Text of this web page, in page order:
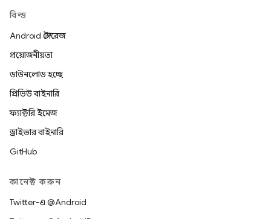
বিল্ড
Android স্টোরেজ
প্রয়োজনীয়তা
ডাউনলোড হচ্ছে
প্রিভিউ বাইনারি
ফ্যাক্টরি ইমেজ
ড্রাইভার বাইনারি
GitHub
কানেক্ট করুন
Twitter-এ @Android